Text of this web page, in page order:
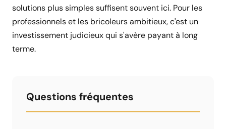
solutions plus simples suffisent souvent ici. Pour les
professionnels et les bricoleurs ambitieux, c'est un
investissement judicieux qui s'avère payant à long
terme.
Questions fréquentes